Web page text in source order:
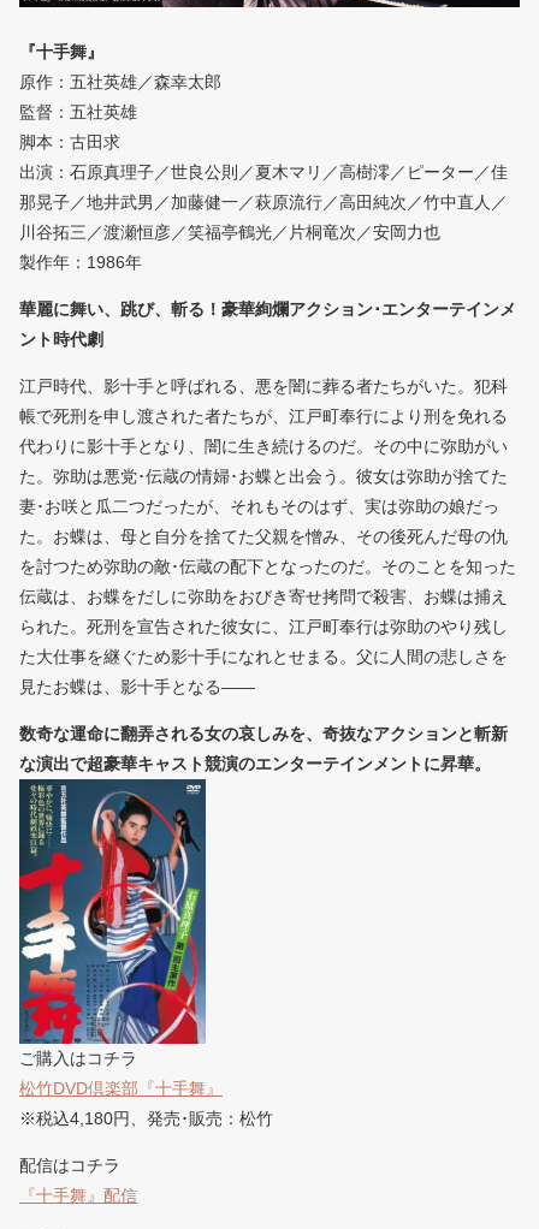
『十手舞』
原作：五社英雄／森幸太郎
監督：五社英雄
脚本：古田求
出演：石原真理子／世良公則／夏木マリ／高樹澪／ピーター／佳
那晃子／地井武男／加藤健一／萩原流行／高田純次／竹中直人／
川谷拓三／渡瀬恒彦／笑福亭鶴光／片桐竜次／安岡力也
製作年：1986年
華麗に舞い、跳び、斬る！豪華絢爛アクション･エンターテインメ
ント時代劇
江戸時代、影十手と呼ばれる、悪を闇に葬る者たちがいた。犯科
帳で死刑を申し渡された者たちが、江戸町奉行により刑を免れる
代わりに影十手となり、闇に生き続けるのだ。その中に弥助がい
た。弥助は悪党･伝蔵の情婦･お蝶と出会う。彼女は弥助が捨てた
妻･お咲と瓜二つだったが、それもそのはず、実は弥助の娘だっ
た。お蝶は、母と自分を捨てた父親を憎み、その後死んだ母の仇
を討つため弥助の敵･伝蔵の配下となったのだ。そのことを知った
伝蔵は、お蝶をだしに弥助をおびき寄せ拷問で殺害、お蝶は捕え
られた。死刑を宣告された彼女に、江戸町奉行は弥助のやり残し
た大仕事を継ぐため影十手になれとせまる。父に人間の悲しさを
見たお蝶は、影十手となる――
数奇な運命に翻弄される女の哀しみを、奇抜なアクションと斬新
な演出で超豪華キャスト競演のエンターテインメントに昇華。
ご購入はコチラ
松竹DVD倶楽部『十手舞』
※税込4,180円、発売･販売：松竹
配信はコチラ
『十手舞』配信